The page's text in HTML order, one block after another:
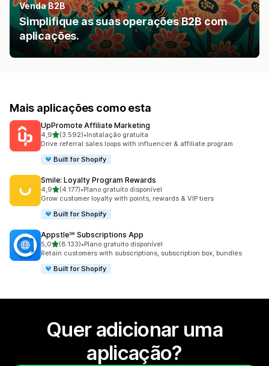
Venda B2B
Simplifique as suas operações B2B com
aplicações.
Mais aplicações como esta
UpPromote Affiliate Marketing
4,9de 5 estrelas
(3.592)
3592 total de avaliações
•Instalação gratuita
Drive referral sales loops with influencer & affiliate program
Built for Shopify
Smile: Loyalty Program Rewards
4,9de 5 estrelas
(4.177)
4177 total de avaliações
•Plano gratuito disponível
Grow customer loyalty with points, rewards & VIP tiers
Built for Shopify
Appstle℠ Subscriptions App
5,0de 5 estrelas
(8.133)
8133 total de avaliações
•Plano gratuito disponível
Retain customers with subscriptions, subscription box, bundles
Built for Shopify
Quer adicionar uma
aplicação?